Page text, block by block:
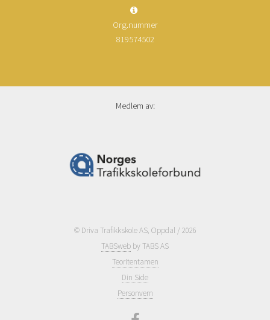
Org.nummer
819574502
Medlem av:
© Driva Trafikkskole AS, Oppdal / 2026
TABSweb by TABS AS
Teoritentamen
Din Side
Personvern